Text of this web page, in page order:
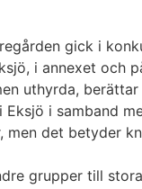
gick i
i annexet och
uthyrda,
i samband
men det betyder
grupper till